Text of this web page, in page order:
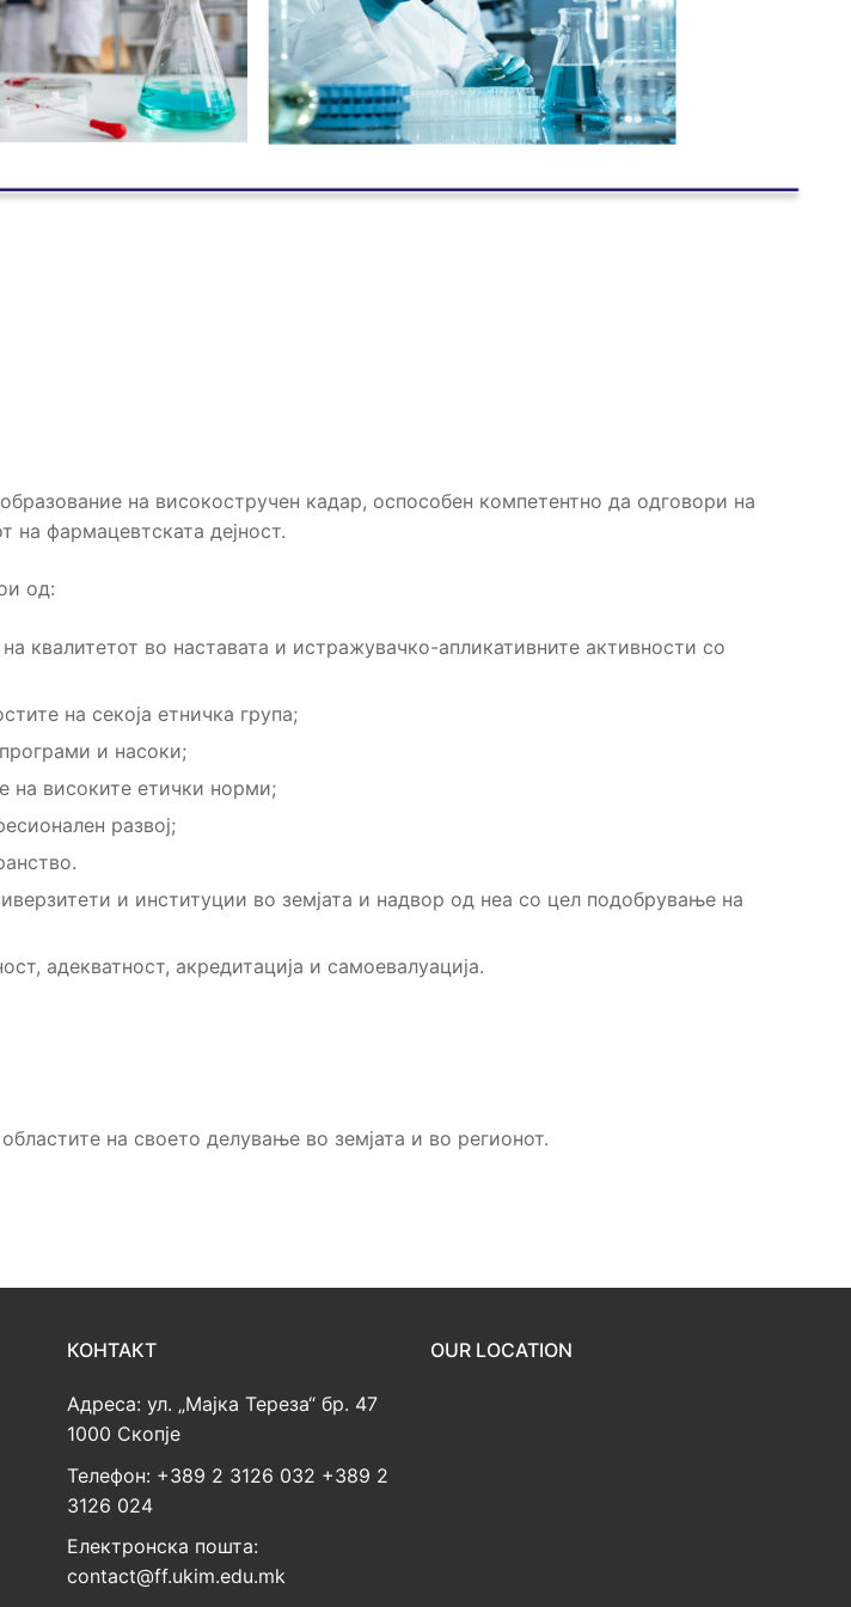
на високостручен кадар, оспособен компетентно да одговори на
фармацевтската дејност.
од:
квалитетот во наставата и истражувачко-апликативните активности со
на секоја етничка група;
и насоки;
на високите етички норми;
развој;
и институции во земјата и надвор од неа со цел подобрување на
адекватност, акредитација и самоевалуација.
на своето делување во земјата и во регионот.
КОНТАКТ
Адреса: ул. „Мајка Тереза“ бр. 47
1000 Скопје
Телефон: +389 2 3126 032 +389 2
3126 024
Електронска пошта:
contact@ff.ukim.edu.mk
OUR LOCATION